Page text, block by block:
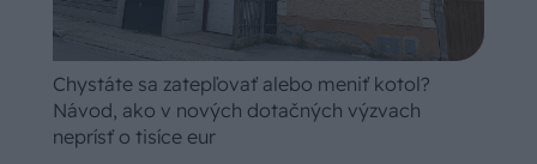
Chystáte sa zatepľovať alebo meniť kotol?
Návod, ako v nových dotačných výzvach
neprísť o tisíce eur